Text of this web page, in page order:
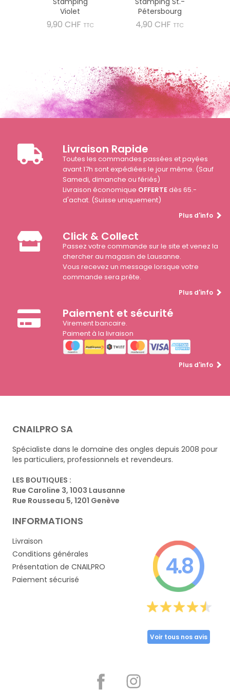
Violet
9,90 CHF Prix
TTC
Pétersbourg
4,90 CHF Prix
TTC
Livraison Rapide
Toutes les commandes passées et payées
avant 17h sont expédiées le jour même. (Sauf
Samedi, dimanche ou fériés)
Livraison économique OFFERTEdès 65.-
d'achat. (Suisse uniquement)
Plus d'info
Click & Collect
Passez votre commande sur le site et venez la
chercher au magasin de Lausanne.
Vous recevez un message lorsque votre
commande sera prête.
Plus d'info
Paiement et sécurité
Virement bancaire.
Paiment à la livraison
Plus d'info
CNAILPRO SA
Spécialiste dans le domaine des ongles depuis 2008 pour
les particuliers, professionnels et revendeurs.
LES BOUTIQUES :
Rue Caroline 3, 1003 Lausanne
Rue Rousseau 5, 1201 Genève
INFORMATIONS
Livraison
Conditions générales
Présentation de CNAILPRO
Paiement sécurisé
4.8
Voir tous nos avis